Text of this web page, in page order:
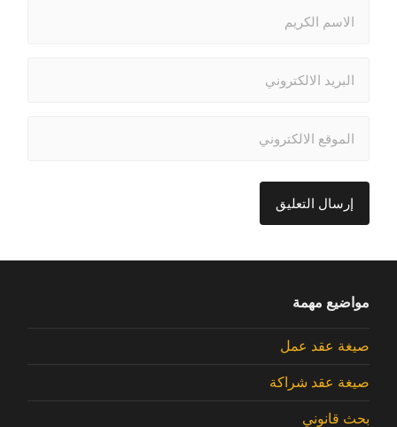
مواضيع مهمة
صيغة عقد عمل
صيغة عقد شراكة
بحث قانوني